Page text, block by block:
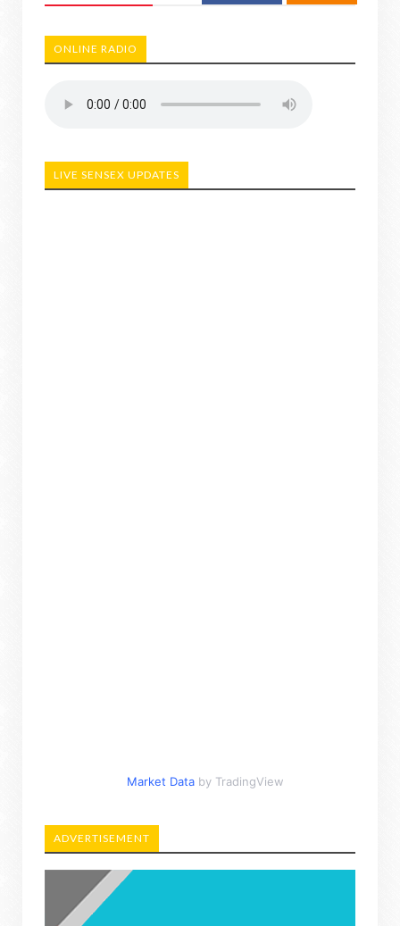
ONLINE RADIO
LIVE SENSEX UPDATES
Market Data by TradingView
ADVERTISEMENT